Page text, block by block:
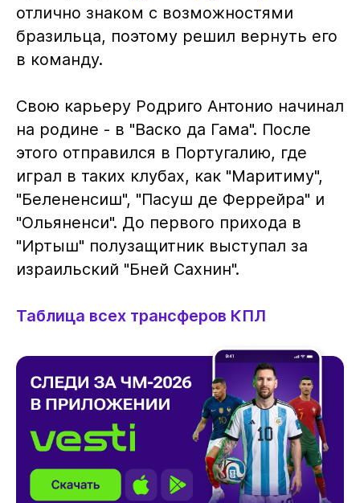
отлично знаком с возможностями
бразильца, поэтому решил вернуть его
в команду.
Свою карьеру Родриго Антонио начинал
на родине - в "Васко да Гама". После
этого отправился в Португалию, где
играл в таких клубах, как "Маритиму",
"Белененсиш", "Пасуш де Феррейра" и
"Ольяненси". До первого прихода в
"Иртыш" полузащитник выступал за
израильский "Бней Сахнин".
Таблица всех трансферов КПЛ